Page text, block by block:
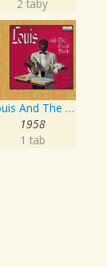
2 taby
Louis And The Good Book
1958
1 tab